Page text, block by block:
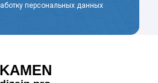
персональных данных
KAMEN